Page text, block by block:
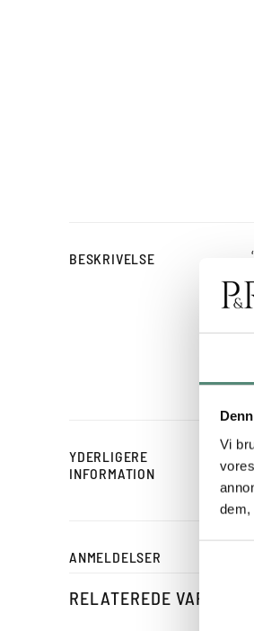
Vi
BESKRIVELSE
YDERLIGERE
INFORMATION
ANMELDELSER
RELATEREDE VARER